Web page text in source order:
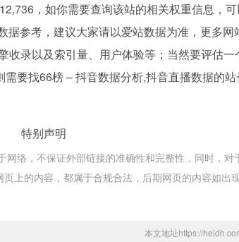
，如你需要查询该站的相关权重信息，
据参考，建议大家请以爱站数据为准，更多
收录以及索引量、用户体验等；当然要评估
要找66榜 – 抖音数据分析,抖音直播数据的
特别声明
络，不保证外部链接的准确性和完整性，同时，对
上的内容，都属于合规合法，后期网页的内容如出
本文地址https://